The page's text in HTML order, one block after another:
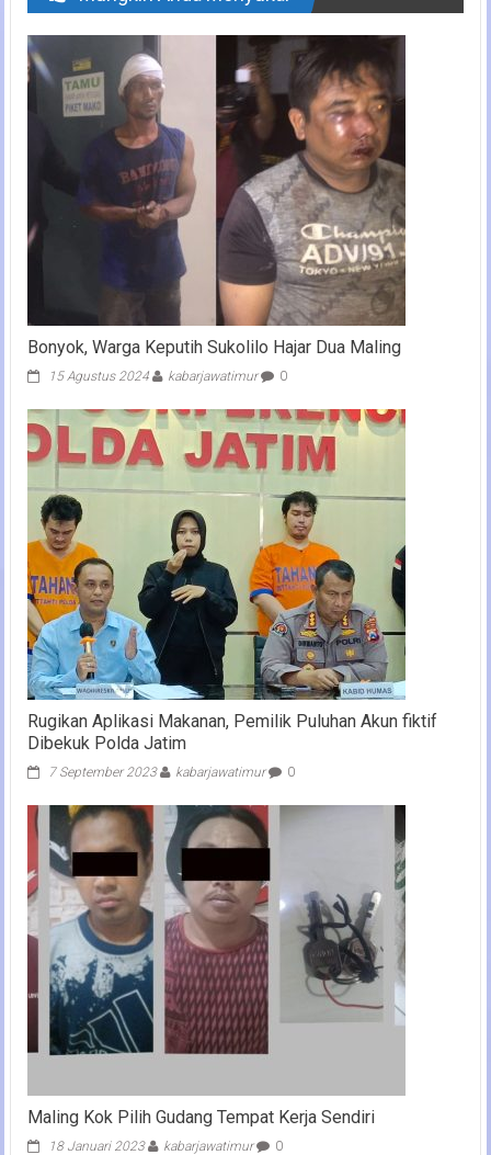
Bonyok, Warga Keputih Sukolilo Hajar Dua Maling
15 Agustus 2024 kabarjawatimur 0
Rugikan Aplikasi Makanan, Pemilik Puluhan Akun fiktif
Dibekuk Polda Jatim
7 September 2023 kabarjawatimur 0
Maling Kok Pilih Gudang Tempat Kerja Sendiri
18 Januari 2023 kabarjawatimur 0